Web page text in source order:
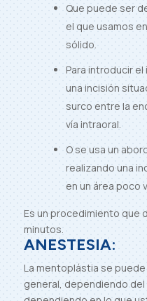
Que puede ser
el que usamos
sólido.
Para introducir
una incisión
surco entre la
vía intraoral.
O se usa un
realizando una
en un área poco
Es un procedimiento que
minutos.
ANESTESIA:
La mentoplástia se
general, dependiendo